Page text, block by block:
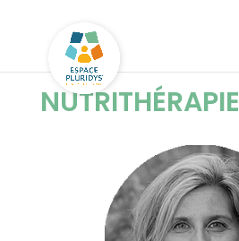
NUTRITHÉRAPIE